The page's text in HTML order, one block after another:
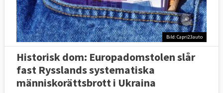
Bild: Capri23auto
Historisk dom: Europadomstolen slår
fast Rysslands systematiska
människorättsbrott i Ukraina